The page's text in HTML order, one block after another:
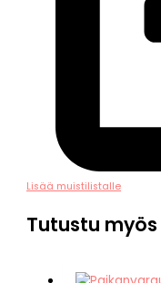
Lisää muistilistalle
Tutustu myös